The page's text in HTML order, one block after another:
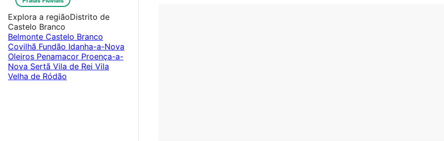
Explora a regiãoDistrito de
Castelo Branco
Belmonte Castelo Branco
Covilhã Fundão Idanha-a-Nova
Oleiros Penamacor Proença-a-
Nova Sertã Vila de Rei Vila
Velha de Ródão